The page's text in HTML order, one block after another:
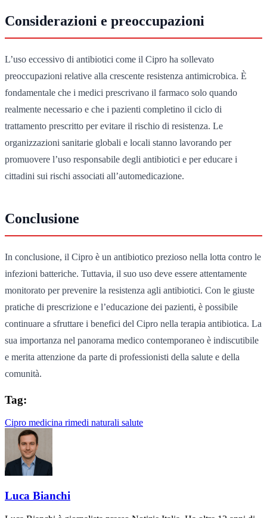
Considerazioni e preoccupazioni
L’uso eccessivo di antibiotici come il Cipro ha sollevato
preoccupazioni relative alla crescente resistenza antimicrobica. È
fondamentale che i medici prescrivano il farmaco solo quando
realmente necessario e che i pazienti completino il ciclo di
trattamento prescritto per evitare il rischio di resistenza. Le
organizzazioni sanitarie globali e locali stanno lavorando per
promuovere l’uso responsabile degli antibiotici e per educare i
cittadini sui rischi associati all’automedicazione.
Conclusione
In conclusione, il Cipro è un antibiotico prezioso nella lotta contro le
infezioni batteriche. Tuttavia, il suo uso deve essere attentamente
monitorato per prevenire la resistenza agli antibiotici. Con le giuste
pratiche di prescrizione e l’educazione dei pazienti, è possibile
continuare a sfruttare i benefici del Cipro nella terapia antibiotica. La
sua importanza nel panorama medico contemporaneo è indiscutibile
e merita attenzione da parte di professionisti della salute e della
comunità.
Tag:
Cipro medicina rimedi naturali salute
Luca Bianchi